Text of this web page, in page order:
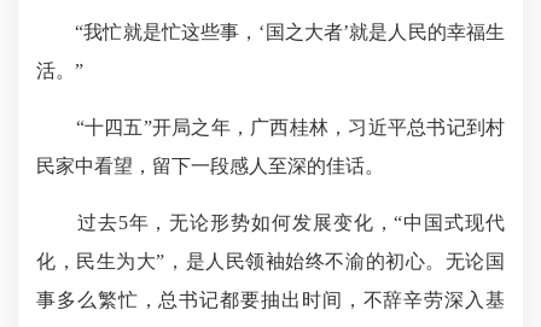
“我忙就是忙这些事，‘ 国之大者’就是人民的幸福生
活。”
“十四五”开局之年，广西桂林，习近平总书记到村
民家中看望，留下一段感人至深的佳话。
过去5年，无论形势如何发展变化，“中国式现代
化，民生为大”，是人民领袖始终不渝的初心。无论国
事多么繁忙，总书记都要抽出时间，不辞辛劳深入基